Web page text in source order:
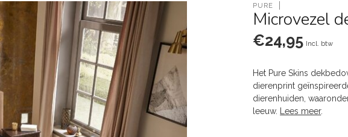
PURE
Microvezel
€24,95 Incl. btw
Het Pure Skins
dierenprint
dierenhuiden,
leeuw.
Lees meer.